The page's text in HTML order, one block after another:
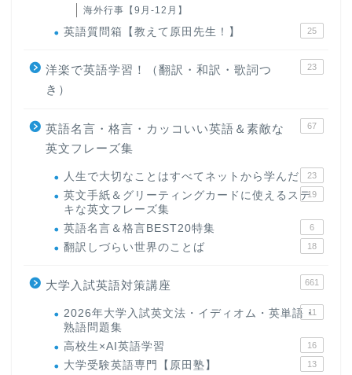
海外行事【9月-12月】
英語質問箱【教えて原田先生！】 25
洋楽で英語学習！（翻訳・和訳・歌詞つ
き）
23
英語名言・格言・カッコいい英語＆素敵な
英文フレーズ集
67
人生で大切なことはすべてネットから学んだ 23
英文手紙＆グリーティングカードに使えるステ
キな英文フレーズ集
19
英語名言＆格言BEST20特集 6
翻訳しづらい世界のことば 18
大学入試英語対策講座 661
2026年大学入試英文法・イディオム・英単語・
熟語問題集
11
高校生×AI英語学習 16
大学受験英語専門【原田塾】 13